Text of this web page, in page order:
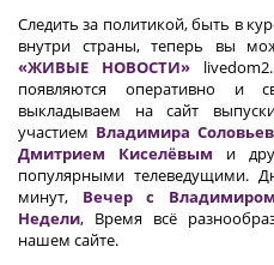
Следить за политикой, быть в
внутри страны, теперь вы
«ЖИВЫЕ НОВОСТИ»
появляются оперативно и
выкладываем на сайт
участием Владимира
Дмитрием Киселёвым и
популярными телеведущими.
минут, Вечер с
Недели, Время всё
нашем сайте.